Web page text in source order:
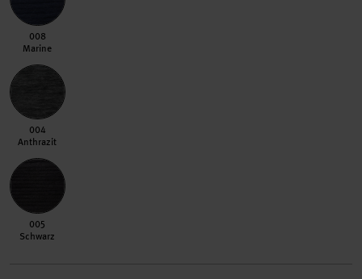
008 Marine
008
Marine
004 Anthrazit
004
Anthrazit
005 Schwarz
005
Schwarz